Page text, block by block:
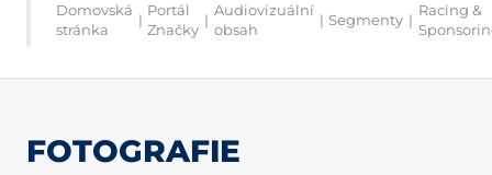
Domovská
stránka
|
Portál
Značky
|
Audiovizuální
obsah
| Segmenty |
Racing &
FOTOGRAFIE